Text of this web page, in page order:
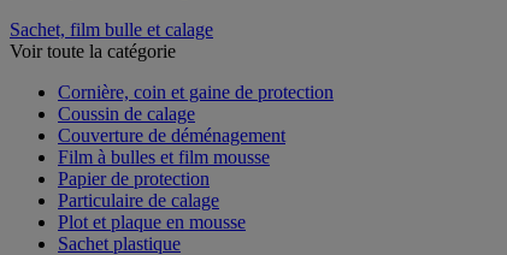
Sachet, film bulle et calage
Voir toute la catégorie
Cornière, coin et gaine de protection
Coussin de calage
Couverture de déménagement
Film à bulles et film mousse
Papier de protection
Particulaire de calage
Plot et plaque en mousse
Sachet plastique